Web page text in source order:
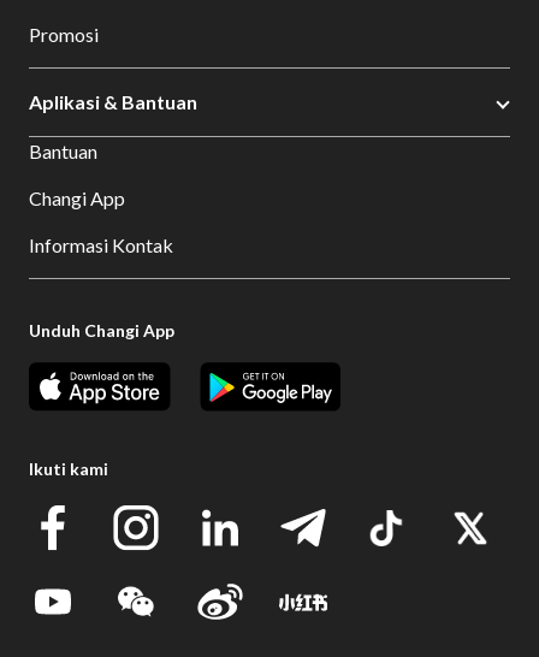
Promosi
Aplikasi & Bantuan
Bantuan
Changi App
Informasi Kontak
Unduh Changi App
Ikuti kami